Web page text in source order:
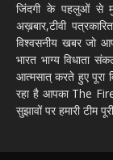
जिंदगी के पहलुओं से
अख़बार,टीवी
विश्वसनीय खबर जो
भारत भाग्य विधाता
आत्मसात् करते हुए पूरा
रहा है आपका The
सुझावों पर हमारी टीम